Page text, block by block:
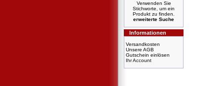
Verwenden Sie
Stichworte, um ein
Produkt zu finden.
erweiterte Suche
Informationen
Versandkosten
Unsere AGB
Gutschein einlösen
Ihr Account